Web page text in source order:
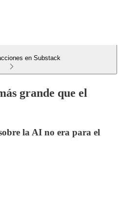
en Substack
grande que el
la AI no era para el